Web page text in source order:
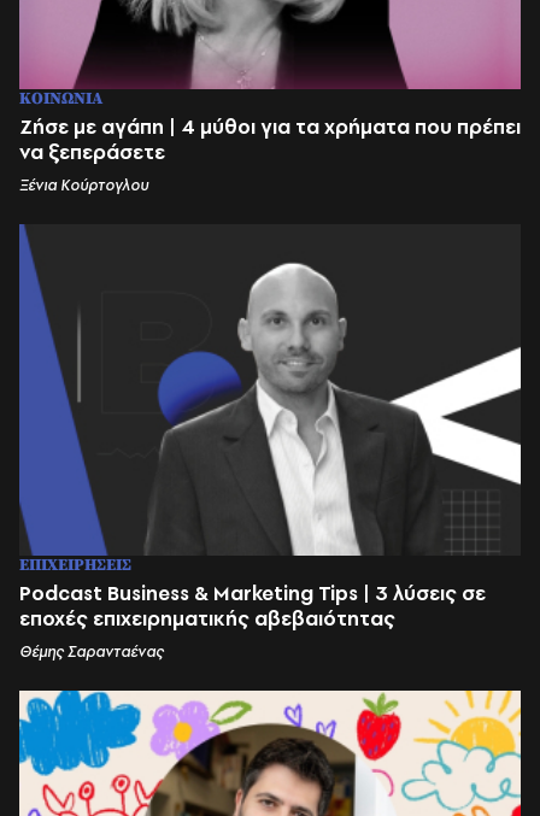
ΚΟΙΝΩΝΙΑ
Ζήσε με αγάπη | 4 μύθοι για τα χρήματα που πρέπει
να ξεπεράσετε
Ξένια Κούρτογλου
ΕΠΙΧΕΙΡΗΣΕΙΣ
Podcast Business & Marketing Tips | 3 λύσεις σε
εποχές επιχειρηματικής αβεβαιότητας
Θέμης Σαρανταένας